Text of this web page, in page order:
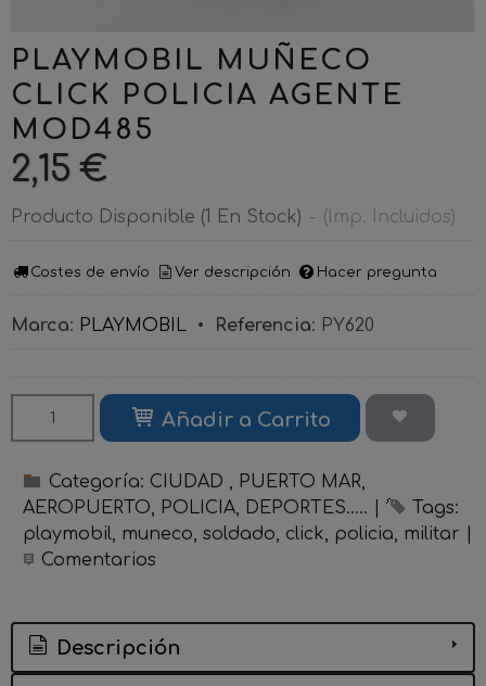
PLAYMOBIL MUÑECO
CLICK POLICIA AGENTE
MOD485
2,15 €
Producto Disponible (1 En Stock) - (Imp. Incluidos)
Costes de envío Ver descripción Hacer pregunta
Marca: PLAYMOBIL • Referencia: PY620
Añadir a Carrito
Categoría: CIUDAD , PUERTO MAR,
AEROPUERTO, POLICIA, DEPORTES.....
Tags:
playmobil
muneco soldado click policia militar
Comentarios
Descripción